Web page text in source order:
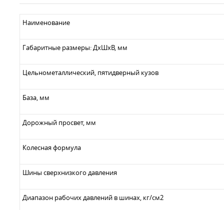
Наименование
Габаритные размеры: ДхШхВ, мм
Цельнометаллический, пятидверный кузов
База, мм
Дорожный просвет, мм
Колесная формула
Шины сверхнизкого давления
Диапазон рабочих давлений в шинах, кг/см2